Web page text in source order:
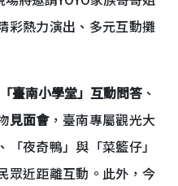
彩熱力演出、多元互動攤
「臺南小學堂」互動問答 、
見面會，臺南專屬觀光大
夜奇鴨」與「菜籃仔」
眾近距離互動。此外，今